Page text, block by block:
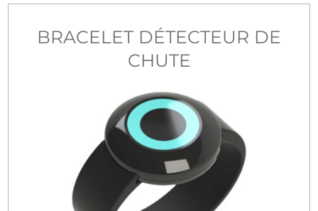
BRACELET DÉTECTEUR DE
CHUTE